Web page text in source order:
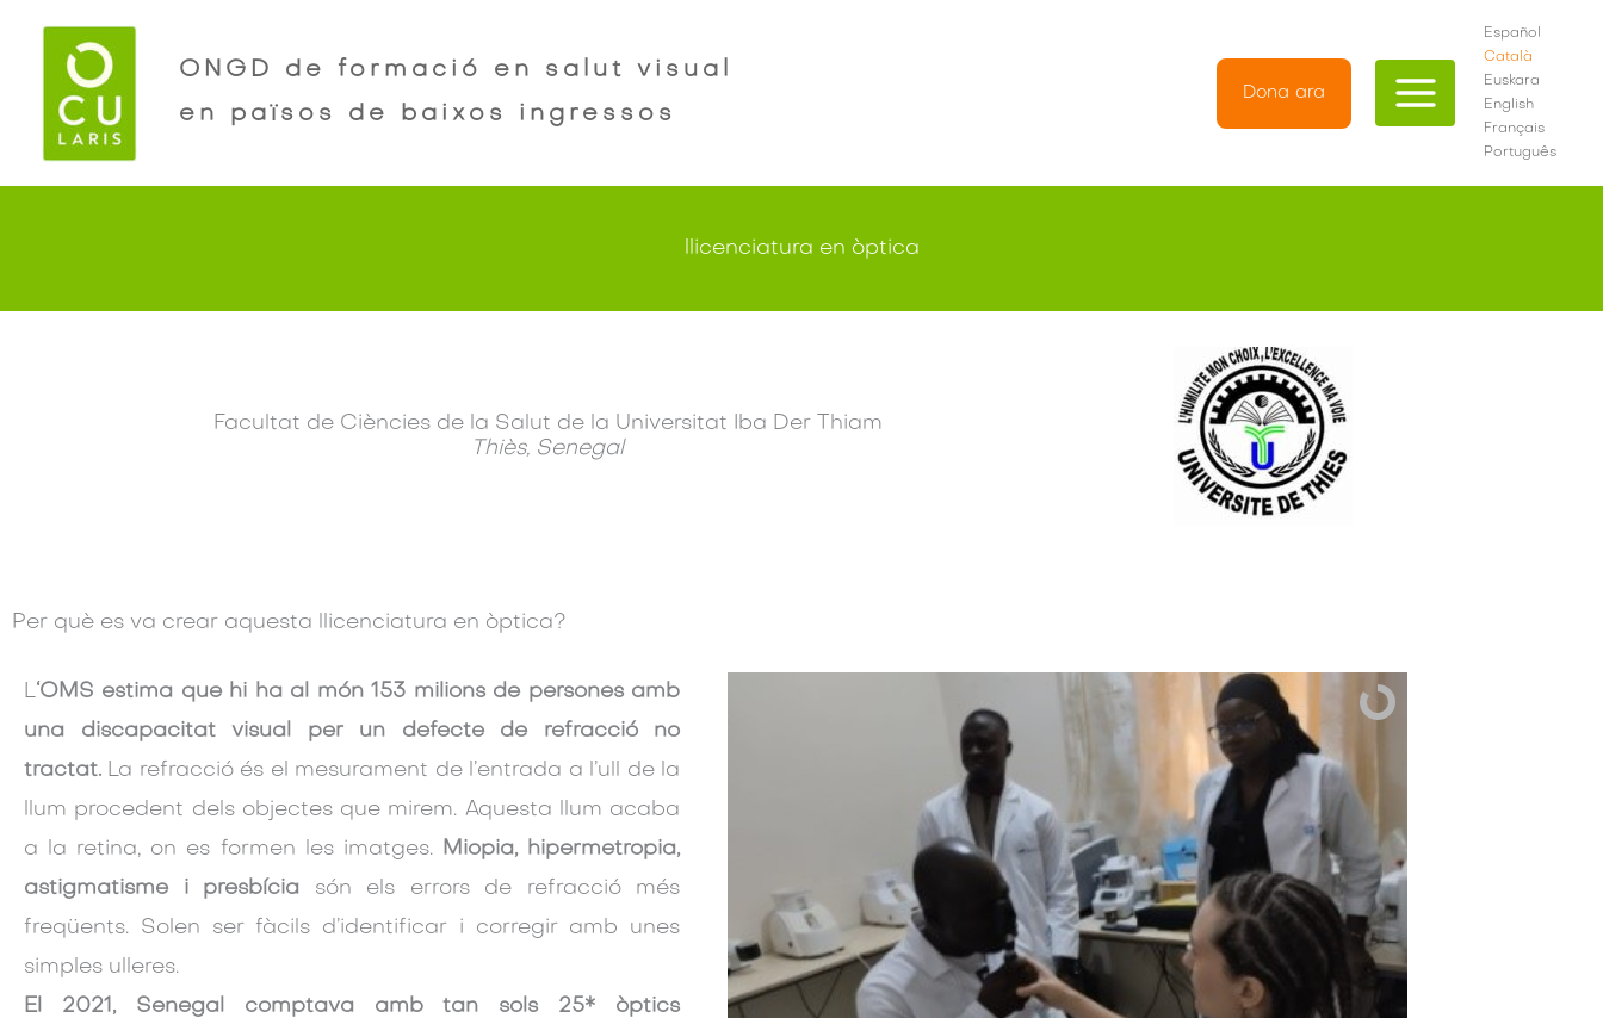
contingut
ONGD de formació en salut visual
en països de baixos ingressos
Dona ara
Español
Català
Euskara
English
Français
Português
llicenciatura en òptica
Facultat de Ciències de la Salut de la Universitat Iba Der Thiam
Thiès, Senegal
Per què es va crear aquesta llicenciatura en òptica?
L‘OMS estima que hi ha al món 153 milions de persones amb
una discapacitat visual per un defecte de refracció no
tractat. La refracció és el mesurament de l’entrada a l’ull de la
llum procedent dels objectes que mirem. Aquesta llum acaba
a la retina, on es formen les imatges. Miopia, hipermetropia,
astigmatisme i presbícia són els errors de refracció més
freqüents. Solen ser fàcils d’identificar i corregir amb unes
simples ulleres.
El 2021, Senegal comptava amb tan sols 25* òptics